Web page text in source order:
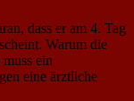
dass er am 4. Tag
Warum die
ein
eine ärztliche